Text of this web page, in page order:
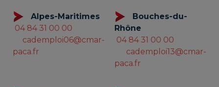
Alpes-Maritimes
04 84 31 00 00
cademploi06@cmar-
paca.fr
Bouches-du-
Rhône
04 84 31 00 00
cademploi13@cmar-
paca.fr